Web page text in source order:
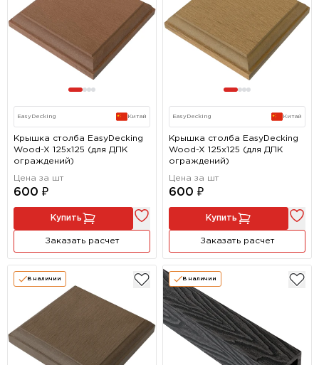
EasyDecking Китай
Крышка столба EasyDecking
Wood-X 125х125 (для ДПК
ограждений)
Цена за шт
600 ₽
Купить
Заказать расчет
EasyDecking Китай
Крышка столба EasyDecking
Wood-X 125х125 (для ДПК
ограждений)
Цена за шт
600 ₽
Купить
Заказать расчет
В наличии В наличии